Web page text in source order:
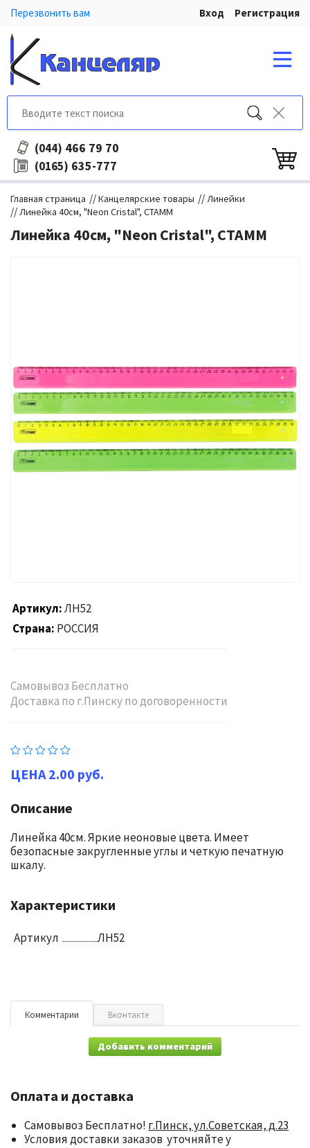
Перезвонить вам Вход Регистрация
(044) 466 79 70
(0165) 635-777
Главная страница //Канцелярские товары //Линейки
//Линейка 40см, "Neon Cristal", СТАММ
Линейка 40см, "Neon Cristal", СТАММ
Артикул ЛН52
Страна РОССИЯ
Самовывоз Бесплатно
Доставка по г.Пинску по договоренности
2.00 руб.
Описание
Линейка 40см. Яркие неоновые цвета. Имеет
безопасные закругленные углы и четкую печатную
шкалу.
Характеристики
Артикул ЛН52
Комментарии Вконтакте
Добавить комментарий
Оплата и доставка
Самовывоз Бесплатно! г.Пинск, ул.Советская, д.23
Условия доставки заказов уточняйте у